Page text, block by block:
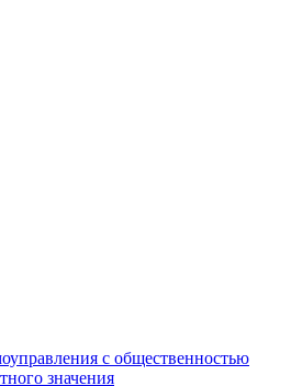
с общественностью
значения